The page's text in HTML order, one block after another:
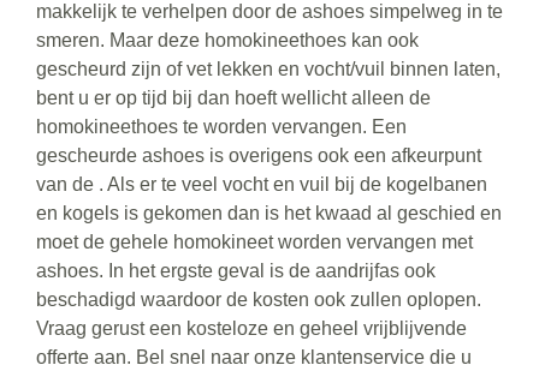
makkelijk te verhelpen door de ashoes simpelweg in te
smeren. Maar deze homokineethoes kan ook
gescheurd zijn of vet lekken en vocht/vuil binnen laten,
bent u er op tijd bij dan hoeft wellicht alleen de
homokineethoes te worden vervangen. Een
gescheurde ashoes is overigens ook een afkeurpunt
van de . Als er te veel vocht en vuil bij de kogelbanen
en kogels is gekomen dan is het kwaad al geschied en
moet de gehele homokineet worden vervangen met
ashoes. In het ergste geval is de aandrijfas ook
beschadigd waardoor de kosten ook zullen oplopen.
Vraag gerust een kosteloze en geheel vrijblijvende
offerte aan. Bel snel naar onze klantenservice die u